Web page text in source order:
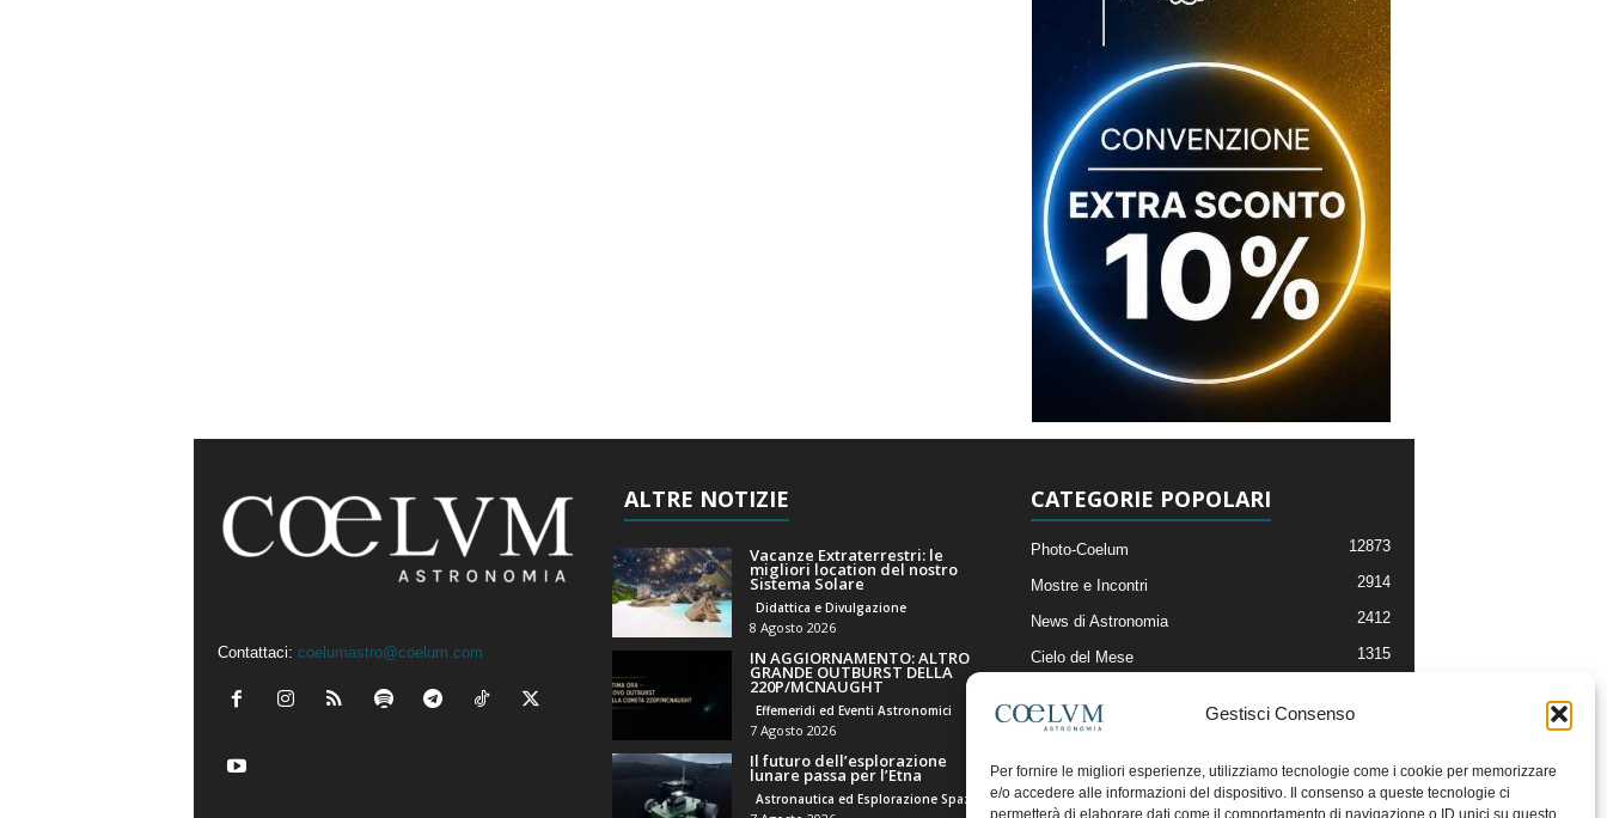
Gestisci Consenso
Per fornire le migliori esperienze, utilizziamo tecnologie come i cookie per memorizzare
e/o accedere alle informazioni del dispositivo. Il consenso a queste tecnologie ci
permetterà di elaborare dati come il comportamento di navigazione o ID unici su questo
Contattaci: coelumastro@coelum.com
ALTRE NOTIZIE
Vacanze Extraterrestri: le
migliori location del nostro
Sistema Solare
Didattica e Divulgazione
8 Agosto 2026
IN AGGIORNAMENTO: ALTRO
GRANDE OUTBURST DELLA
220P/MCNAUGHT
Effemeridi ed Eventi Astronomici
7 Agosto 2026
Il futuro dell’esplorazione
lunare passa per l’Etna
CATEGORIE POPOLARI
Photo-Coelum 12873
Mostre e Incontri 2914
News di Astronomia 2412
Cielo del Mese 1315
Articoli e Risorse On-Line
Il Blog della Redazione